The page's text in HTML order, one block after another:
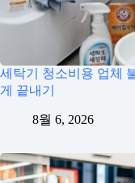
세탁기 청소비용 업체
게 끝내기
8월 6, 2026